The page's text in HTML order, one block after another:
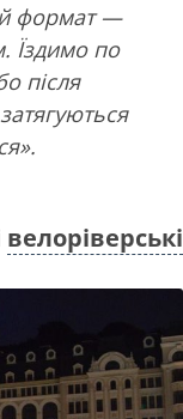
формат —
Їздимо по
після
велоріверські